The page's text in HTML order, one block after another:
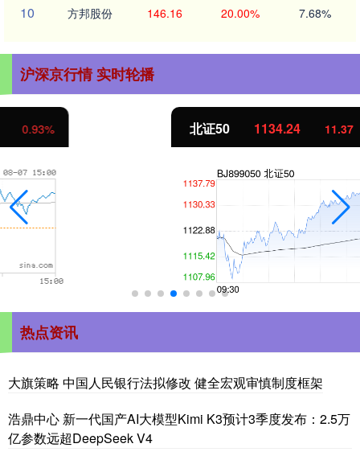
10 方邦股份 146.16 20.00% 7.68%
沪深京行情 实时轮播
11.37 1.01%
热点资讯
大旗策略 中国人民银行法拟修改 健全宏观审慎制度框架
浩鼎中心 新一代国产AI大模型Kimi K3预计3季度发布：2.5万
亿参数远超DeepSeek V4